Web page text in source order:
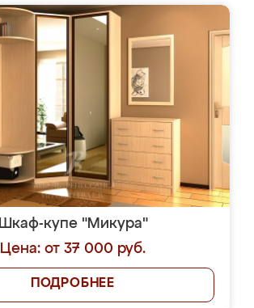
Шкаф-купе "Микура"
Цена: от 37 000 руб.
ПОДРОБНЕЕ